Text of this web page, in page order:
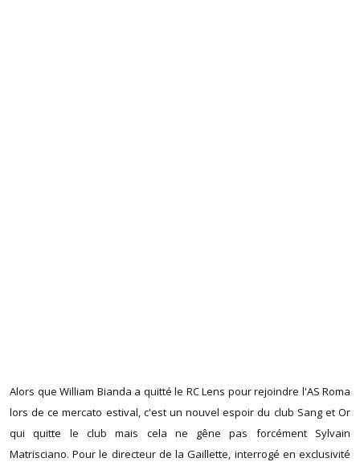
Alors que William Bianda a quitté le RC Lens pour rejoindre l'AS Roma
lors de ce mercato estival, c'est un nouvel espoir du club Sang et Or
qui quitte le club mais cela ne gêne pas forcément Sylvain
Matrisciano. Pour le directeur de la Gaillette, interrogé en exclusivité